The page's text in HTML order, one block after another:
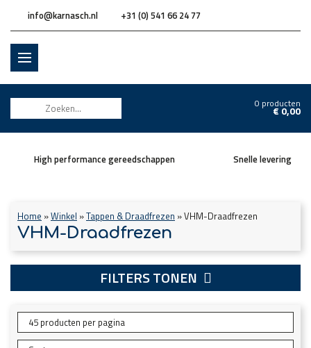
info@karnasch.nl +31 (0) 541 66 24 77
0 producten
€0,00
High performance gereedschappen Snelle levering
Home »Winkel »Tappen & Draadfrezen »VHM-Draadfrezen
VHM-Draadfrezen
FILTERS TONEN